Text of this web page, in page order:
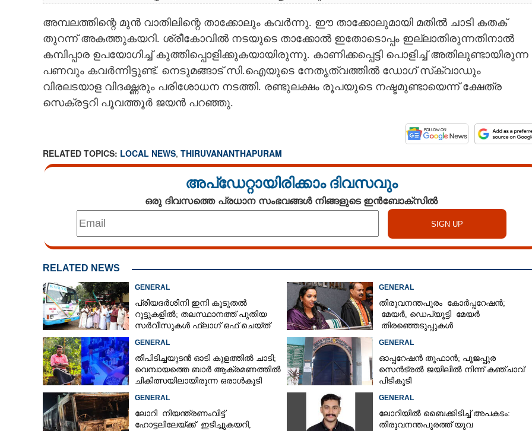
അമ്പലത്തിന്റെ മുൻ വാതിലിന്റെ താക്കോലും കവർന്നു. ഈ താക്കോലുമായി മതിൽ ചാടി കതക്
തുറന്ന് അകത്തുകയറി. ശ്രീകോവിൽ നടയുടെ താക്കോൽ ഇതോടൊപ്പം ഇല്ലാതിരുന്നതിനാൽ
കമ്പിപ്പാര ഉപയോഗിച്ച് കുത്തിപ്പൊളിക്കുകയായിരുന്നു. കാണിക്കപ്പെട്ടി പൊളിച്ച് അതിലുണ്ടായിരുന്ന
പണവും കവർന്നിട്ടുണ്ട്. നെടുമങ്ങാട് സി.ഐയുടെ നേതൃത്വത്തിൽ ഡോഗ് സ്‌ക്വാഡും
വിരലടയാള വിദഗ്ദ്ധരും പരിശോധന നടത്തി. രണ്ടുലക്ഷം രൂപയുടെ നഷ്ടമുണ്ടായെന്ന് ക്ഷേത്ര
സെക്രട്ടറി പൂവത്തൂർ ജയൻ പറഞ്ഞു.
RELATED TOPICS: LOCAL NEWS, THIRUVANANTHAPURAM
അപ്ഡേറ്റായിരിക്കാം ദിവസവും
ഒരു ദിവസത്തെ പ്രധാന സംഭവങ്ങൾ നിങ്ങളുടെ ഇൻബോക്സിൽ
RELATED NEWS
GENERAL
പ്രിയദർശിനി ഇനി കൂടുതൽ
റൂട്ടുകളിൽ; തലസ്ഥാനത്ത് പുതിയ
സർവീസുകൾ ഫ്ലാഗ് ഒഫ് ചെയ്ത്
GENERAL
തിരുവനന്തപുരം കോർപ്പറേഷൻ;
മേയർ, ഡെപ്യൂട്ടി മേയർ
തിരഞ്ഞെടുപ്പുകൾ
GENERAL
തീപിടിച്ചയുടൻ ഓടി കുളത്തിൽ ചാടി;
വെമ്പായത്തെ ബാർ ആക്രമണത്തിൽ
ചികിത്സയിലായിരുന്ന ഒരാൾകൂടി
GENERAL
ഓപ്പറേഷൻ തൂഫാൻ; പൂജപ്പുര
സെൻട്രൽ ജയിലിൽ നിന്ന് കഞ്ചാവ്
പിടികൂടി
GENERAL
ലോറി നിയന്ത്രണംവിട്ട്
ഹോട്ടലിലേയ്ക്ക് ഇടിച്ചുകയറി,
GENERAL
ലോറിയിൽ ബൈക്കിടിച്ച് അപകടം:
തിരുവനന്തപുരത്ത് യുവ